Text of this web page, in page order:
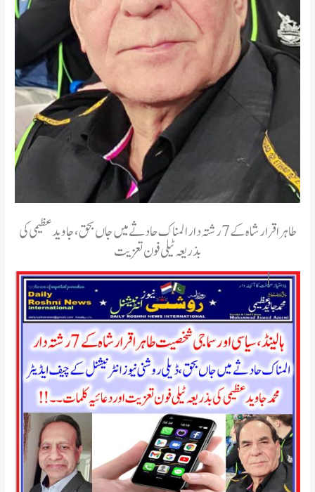
طاہر اقرار شاہ کے 7رشتہ دار المناک حادثے میں جاں بحق، جاوید عظیمی کی
بذریعہ ٹیلی فون تعزیت